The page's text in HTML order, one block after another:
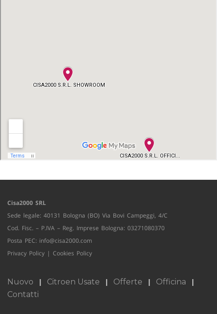
Cisa2000 SRL
Sede legale: 40131 Bologna (BO) Via Bovi Campeggi, 4/C
Cod. Fisc. – P.IVA – Reg. Imprese Bologna: 03271080370
Posta PEC: info@cisa2000.com
Privacy Policy | Cookies Policy
Nuovo Citroen Usate Offerte
Officina
Contatti